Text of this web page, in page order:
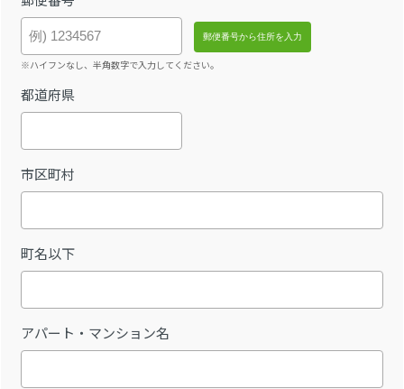
※ハイフンなし、半角数字で入力してください。
都道府県
市区町村
町名以下
アパート・マンション名